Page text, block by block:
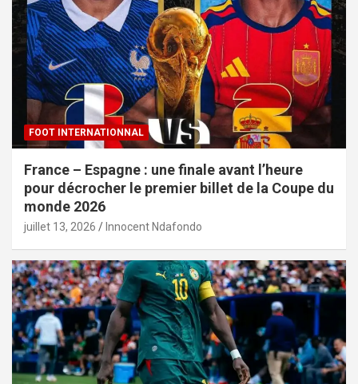
FOOT INTERNATIONNAL
France – Espagne : une finale avant l’heure
pour décrocher le premier billet de la Coupe du
monde 2026
juillet 13, 2026 Innocent Ndafondo